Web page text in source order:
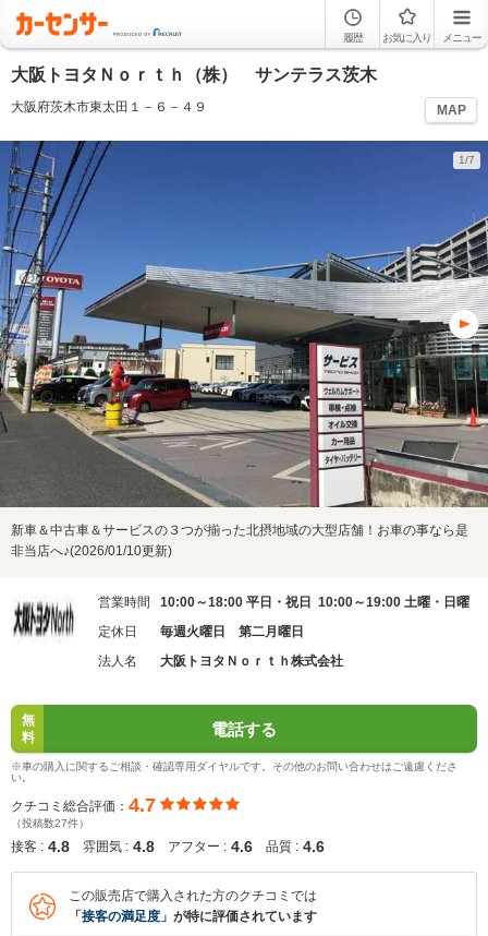
履歴 お気に入り メニュー
大阪トヨタＮｏｒｔｈ（株） サンテラス茨木
大阪府茨木市東太田１－６－４９ MAP
1/7
新車＆中古車＆サービスの３つが揃った北摂地域の大型店舗！お車の事なら是
非当店へ♪(2026/01/10更新)
営業時間
10:00～18:00 平日・祝日 10:00～19:00 土曜・日曜
定休日
毎週火曜日 第二月曜日
法人名
大阪トヨタＮｏｒｔｈ株式会社
無
料
電話する
※車の購入に関するご相談・確認専用ダイヤルです。その他のお問い合わせはご遠慮くださ
い。
クチコミ総合評価： 4.7
（投稿数27件）
接客 : 4.8 雰囲気 : 4.8 アフター : 4.6 品質 : 4.6
この販売店で購入された方のクチコミでは
「 接客の満足度 」が特に評価されています